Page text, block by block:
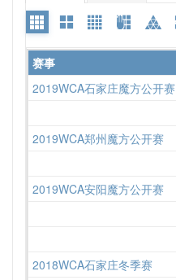
赛事
2019WCA石家庄魔方公开赛
2019WCA郑州魔方公开赛
2019WCA安阳魔方公开赛
2018WCA石家庄冬季赛